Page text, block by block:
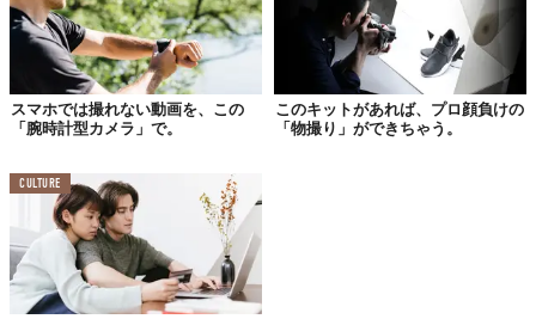
スマホでは撮れない動画を、この
「腕時計型カメラ」で。
このキットがあれば、プロ顔負けの
「物撮り」ができちゃう。
CULTURE